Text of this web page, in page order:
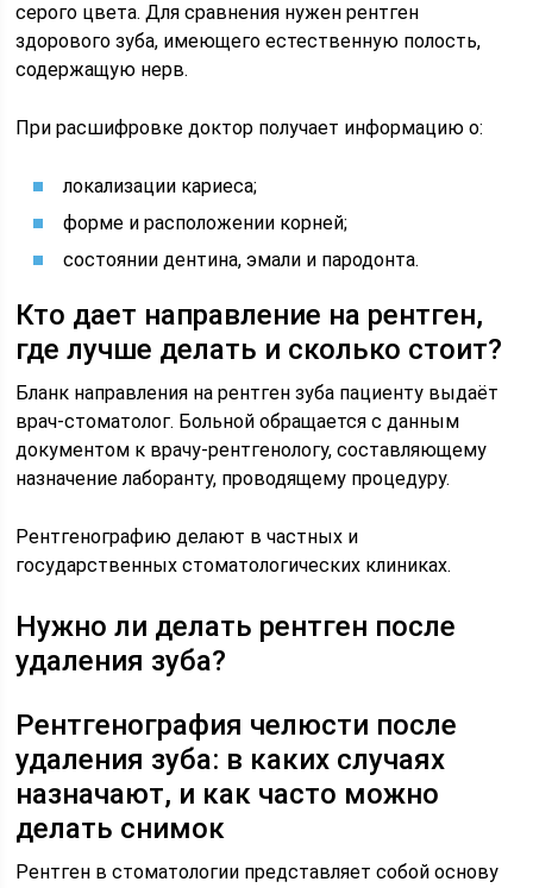
серого цвета. Для сравнения нужен рентген
здорового зуба, имеющего естественную полость,
содержащую нерв.
При расшифровке доктор получает информацию о:
локализации кариеса;
форме и расположении корней;
состоянии дентина, эмали и пародонта.
Кто дает направление на рентген,
где лучше делать и сколько стоит?
Бланк направления на рентген зуба пациенту выдаёт
врач-стоматолог. Больной обращается с данным
документом к врачу-рентгенологу, составляющему
назначение лаборанту, проводящему процедуру.
Рентгенографию делают в частных и
государственных стоматологических клиниках.
Нужно ли делать рентген после
удаления зуба?
Рентгенография челюсти после
удаления зуба: в каких случаях
назначают, и как часто можно
делать снимок
Рентген в стоматологии представляет собой основу